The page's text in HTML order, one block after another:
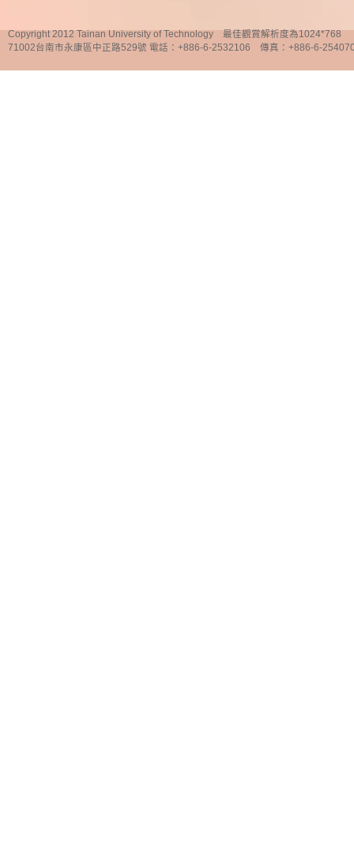
Copyright 2012 Tainan University of Technology 最佳觀賞解析度為1024*768
71002台南市永康區中正路529號 電話：+886-6-2532106 傳真：+886-6-